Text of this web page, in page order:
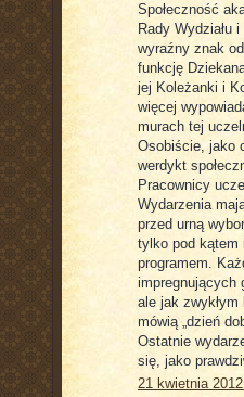
Społeczność
Rady Wydziału
wyraźny znak
funkcję
jej Koleżanki i
więcej
murach tej
Osobiście, jako
werdykt
Pracownicy
Wydarzenia
przed urną
tylko pod kątem
programem.
impregnujących
ale jak
mówią „dzień
Ostatnie
się, jako
21 kwietnia